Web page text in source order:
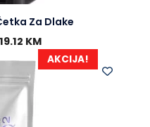
Za Dlake
19.12 KM
AKCIJA!